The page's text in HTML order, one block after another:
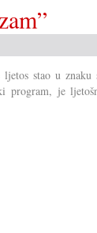
stao u znaku
program, je